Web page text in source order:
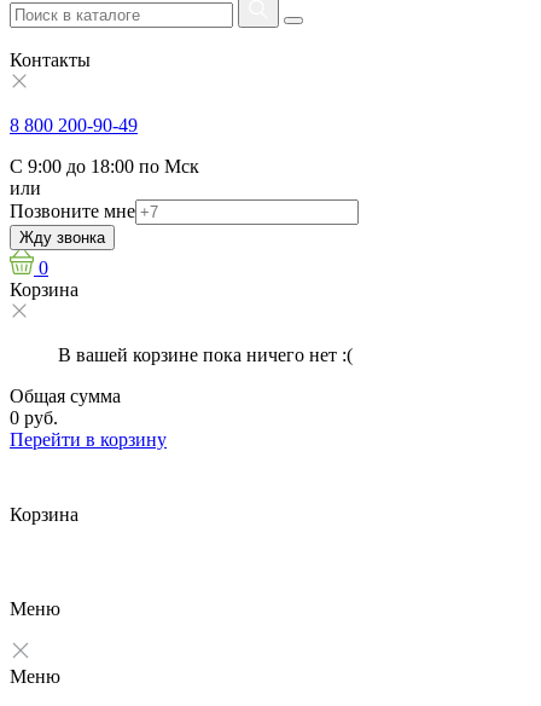
Контакты
8 800 200-90-49
С 9:00 до 18:00 по Мск
или
Позвоните мне
Жду звонка
0
Корзина
В вашей корзине пока ничего нет :(
Общая сумма
0 руб.
Перейти в корзину
Корзина
Меню
Меню